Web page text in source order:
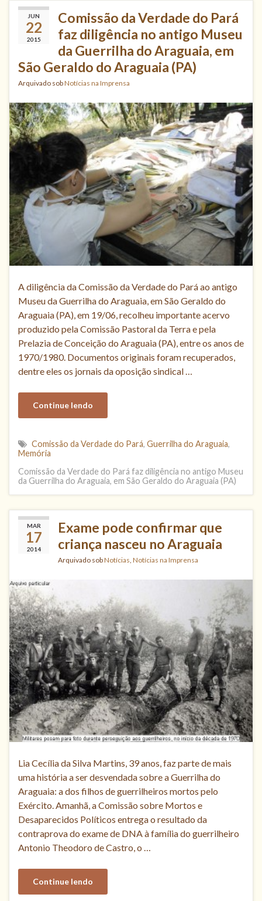
JUN
22
2015
Comissão da Verdade do Pará
faz diligência no antigo Museu
da Guerrilha do Araguaia, em
São Geraldo do Araguaia (PA)
Arquivado sobNotícias na Imprensa
A diligência da Comissão da Verdade do Pará ao antigo
Museu da Guerrilha do Araguaia, em São Geraldo do
Araguaia (PA), em 19/06, recolheu importante acervo
produzido pela Comissão Pastoral da Terra e pela
Prelazia de Conceição do Araguaia (PA), entre os anos de
1970/1980. Documentos originais foram recuperados,
dentre eles os jornais da oposição sindical …
Continue lendo
Comissão da Verdade do Pará, Guerrilha do Araguaia,
Memória
Comissão da Verdade do Pará faz diligência no antigo Museu
da Guerrilha do Araguaia, em São Geraldo do Araguaia (PA)
MAR
17
2014
Exame pode confirmar que
criança nasceu no Araguaia
Arquivado sobNotícias Notícias na Imprensa
Lia Cecília da Silva Martins, 39 anos, faz parte de mais
uma história a ser desvendada sobre a Guerrilha do
Araguaia: a dos filhos de guerrilheiros mortos pelo
Exército. Amanhã, a Comissão sobre Mortos e
Desaparecidos Políticos entrega o resultado da
contraprova do exame de DNA à família do guerrilheiro
Antonio Theodoro de Castro, o …
Continue lendo